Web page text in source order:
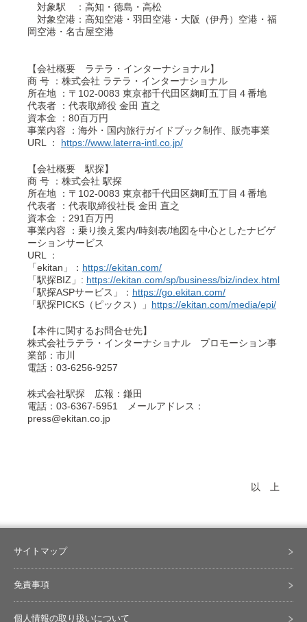
対象駅 ：高知・徳島・高松
対象空港：高知空港・羽田空港・大阪（伊丹）空港・福
岡空港・名古屋空港
【会社概要 ラテラ・インターナショナル】
商 号 ：株式会社 ラテラ・インターナショナル
所在地 ：〒102-0083 東京都千代田区麹町五丁目４番地
代表者 ：代表取締役 金田 直之
資本金 ：80百万円
事業内容 ：海外・国内旅行ガイドブック制作、販売事業
URL ： https://www.laterra-intl.co.jp/
【会社概要 駅探】
商 号 ：株式会社 駅探
所在地 ：〒102-0083 東京都千代田区麹町五丁目４番地
代表者 ：代表取締役社長 金田 直之
資本金 ：291百万円
事業内容 ：乗り換え案内/時刻表/地図を中心としたナビゲ
ーションサービス
URL ：
「ekitan」： https://ekitan.com/
「駅探BIZ」: https://ekitan.com/sp/business/biz/index.html
「駅探ASPサービス」： https://go.ekitan.com/
「駅探PICKS（ピックス）」 https://ekitan.com/media/epi/
【本件に関するお問合せ先】
株式会社ラテラ・インターナショナル プロモーション事
業部：市川
電話：03-6256-9257
株式会社駅探 広報：鎌田
電話：03-6367-5951 メールアドレス：
press@ekitan.co.jp
以 上
サイトマップ
免責事項
個人情報の取り扱いについて